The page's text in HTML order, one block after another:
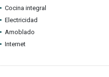
Cocina integral
Electricidad
Amoblado
Internet